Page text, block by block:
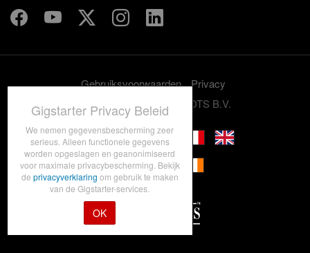
Gebruiksvoorwaarden
Privacy
© 2012-2026 GRASSROOTS B.V.
Gigstarter Privacy Beleid
We nemen gegevensbescherming zeer
serieus. Alleen functionele gegevens
worden opgeslagen en geanonimiseerd
voor maximale privacybescherming. Bekijk
de privacyverklaring om gebruik te maken
van de Gigstarter-services.
OK